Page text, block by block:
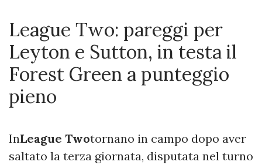
League Two: pareggi per
Leyton e Sutton, in testa il
Forest Green a punteggio
pieno
InLeague Twotornano in campo dopo aver
saltato la terza giornata, disputata nel turno